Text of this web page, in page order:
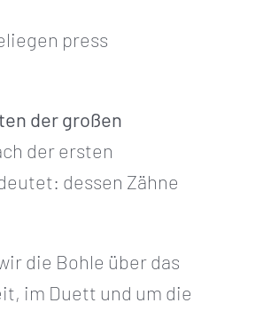
press
der großen
der ersten
dessen Zähne
die Bohle über das
im Duett und um die